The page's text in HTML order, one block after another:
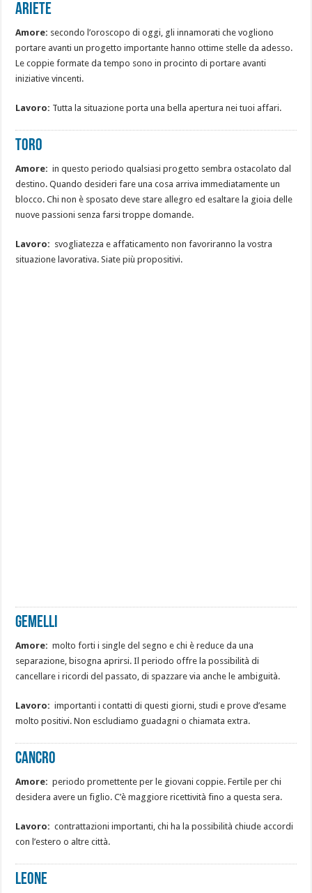
Ariete
Amore: secondo l’oroscopo di oggi, gli innamorati che vogliono
portare avanti un progetto importante hanno ottime stelle da adesso.
Le coppie formate da tempo sono in procinto di portare avanti
iniziative vincenti.
Lavoro: Tutta la situazione porta una bella apertura nei tuoi affari.
Toro
Amore: in questo periodo qualsiasi progetto sembra ostacolato dal
destino. Quando desideri fare una cosa arriva immediatamente un
blocco. Chi non è sposato deve stare allegro ed esaltare la gioia delle
nuove passioni senza farsi troppe domande.
Lavoro: svogliatezza e affaticamento non favoriranno la vostra
situazione lavorativa. Siate più propositivi.
Gemelli
Amore: molto forti i single del segno e chi è reduce da una
separazione, bisogna aprirsi. Il periodo offre la possibilità di
cancellare i ricordi del passato, di spazzare via anche le ambiguità.
Lavoro: importanti i contatti di questi giorni, studi e prove d’esame
molto positivi. Non escludiamo guadagni o chiamata extra.
Cancro
Amore: periodo promettente per le giovani coppie. Fertile per chi
desidera avere un figlio. C’è maggiore ricettività fino a questa sera.
Lavoro: contrattazioni importanti, chi ha la possibilità chiude accordi
con l’estero o altre città.
Leone